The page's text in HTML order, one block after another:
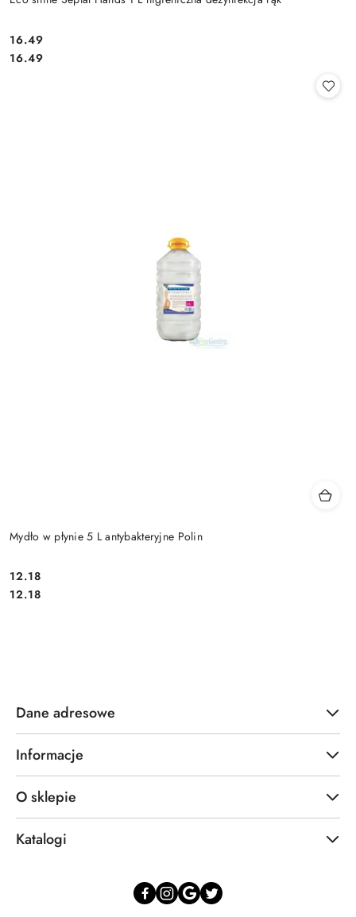
Cena:
16.49
Cena:
16.49
Mydło w płynie 5 L antybakteryjne Polin
Cena:
12.18
Cena:
12.18
Dane adresowe
Informacje
O sklepie
Katalogi